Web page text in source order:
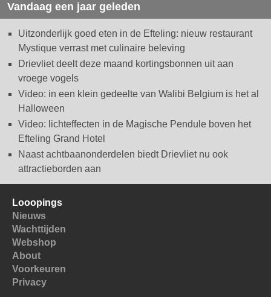
Vandaag een jaar geleden
Uitzonderlijk goed eten in de Efteling: nieuw restaurant
Mystique verrast met culinaire beleving
Drievliet deelt deze maand kortingsbonnen uit aan
vroege vogels
Video: in een klein gedeelte van Walibi Belgium is het al
Halloween
Video: lichteffecten in de Magische Pendule boven het
Efteling Grand Hotel
Naast achtbaanonderdelen biedt Drievliet nu ook
attractieborden aan
Looopings
Nieuws
Wachttijden
Webshop
About
Voorkeuren
Privacy